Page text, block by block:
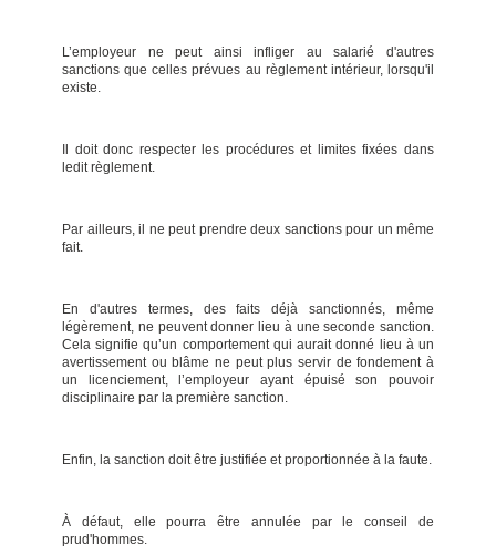
L’employeur ne peut ainsi infliger au salarié d'autres
sanctions que celles prévues au règlement intérieur, lorsqu'il
existe.
Il doit donc respecter les procédures et limites fixées dans
ledit règlement.
Par ailleurs, il ne peut prendre deux sanctions pour un même
fait.
En d'autres termes, des faits déjà sanctionnés, même
légèrement, ne peuvent donner lieu à une seconde sanction.
Cela signifie qu’un comportement qui aurait donné lieu à un
avertissement ou blâme ne peut plus servir de fondement à
un licenciement, l’employeur ayant épuisé son pouvoir
disciplinaire par la première sanction.
Enfin, la sanction doit être justifiée et proportionnée à la faute.
À défaut, elle pourra être annulée par le conseil de
prud'hommes.